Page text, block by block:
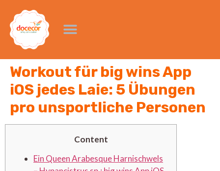
Workout für big wins App
iOS jedes Laie: 5 Übungen
pro unsportliche Personen
Content
Ein Queen Arabesque Harnischwels